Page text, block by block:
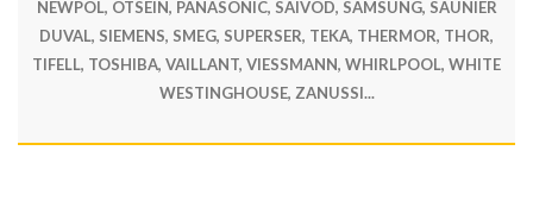
NEWPOL, OTSEIN, PANASONIC, SAIVOD, SAMSUNG, SAUNIER
DUVAL, SIEMENS, SMEG, SUPERSER, TEKA, THERMOR, THOR,
TIFELL, TOSHIBA, VAILLANT, VIESSMANN, WHIRLPOOL, WHITE
WESTINGHOUSE, ZANUSSI...